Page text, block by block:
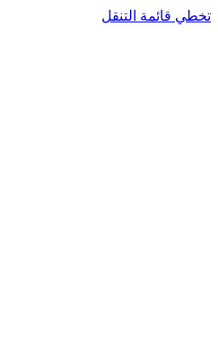
تخطي قائمة التنقل